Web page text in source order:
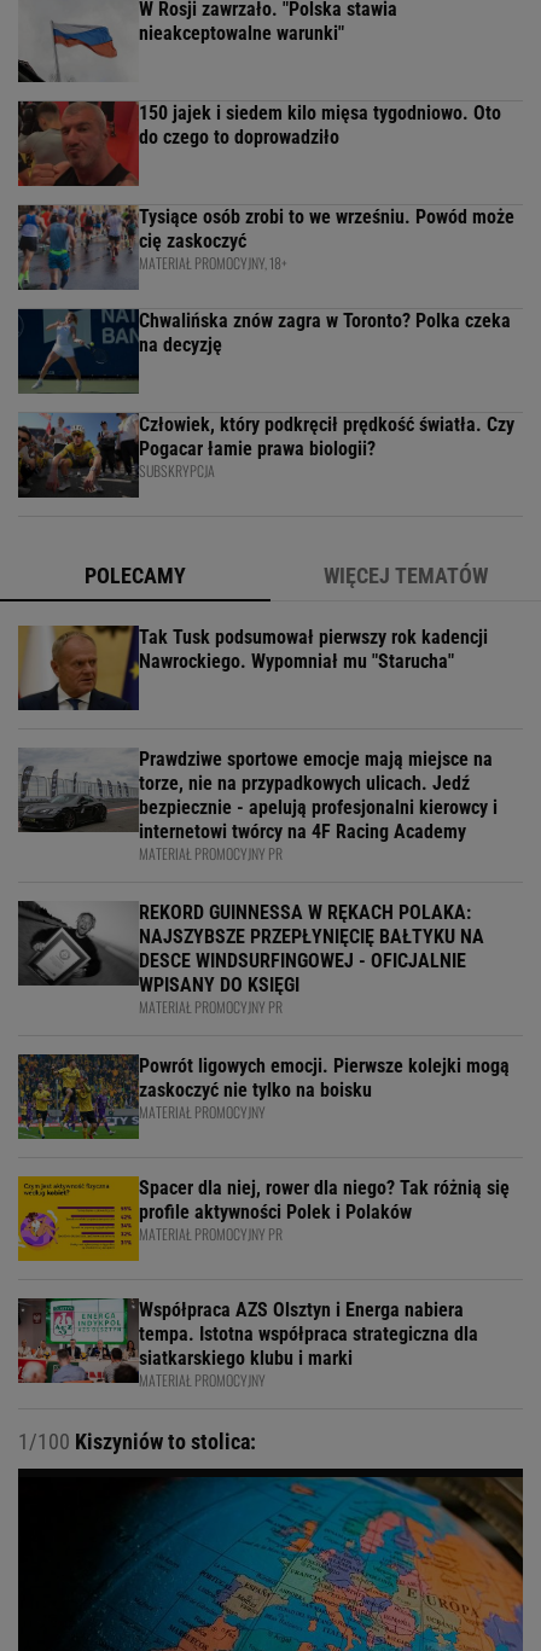
W Rosji zawrzało. "Polska stawia
nieakceptowalne warunki"
150 jajek i siedem kilo mięsa tygodniowo. Oto
do czego to doprowadziło
Tysiące osób zrobi to we wrześniu. Powód może
cię zaskoczyć
MATERIAŁ PROMOCYJNY, 18+
Chwalińska znów zagra w Toronto? Polka czeka
na decyzję
Człowiek, który podkręcił prędkość światła. Czy
Pogacar łamie prawa biologii?
SUBSKRYPCJA
POLECAMY WIĘCEJ TEMATÓW
Tak Tusk podsumował pierwszy rok kadencji
Nawrockiego. Wypomniał mu "Starucha"
Prawdziwe sportowe emocje mają miejsce na
torze, nie na przypadkowych ulicach. Jedź
bezpiecznie - apelują profesjonalni kierowcy i
internetowi twórcy na 4F Racing Academy
MATERIAŁ PROMOCYJNY PR
REKORD GUINNESSA W RĘKACH POLAKA:
NAJSZYBSZE PRZEPŁYNIĘCIĘ BAŁTYKU NA
DESCE WINDSURFINGOWEJ - OFICJALNIE
WPISANY DO KSIĘGI
MATERIAŁ PROMOCYJNY PR
Powrót ligowych emocji. Pierwsze kolejki mogą
zaskoczyć nie tylko na boisku
MATERIAŁ PROMOCYJNY
Spacer dla niej, rower dla niego? Tak różnią się
profile aktywności Polek i Polaków
MATERIAŁ PROMOCYJNY PR
Współpraca AZS Olsztyn i Energa nabiera
tempa. Istotna współpraca strategiczna dla
siatkarskiego klubu i marki
MATERIAŁ PROMOCYJNY
1/100 Kiszyniów to stolica: